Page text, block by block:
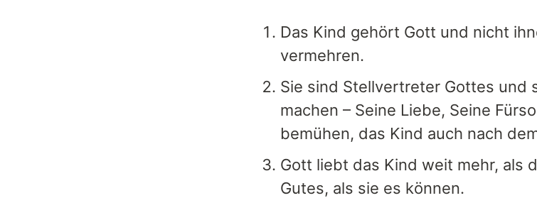
Das Kind gehört Gott und nicht
vermehren.
Sie sind Stellvertreter Gottes und
machen – Seine Liebe, Seine
bemühen, das Kind auch nach
Gott liebt das Kind weit mehr, als
Gutes, als sie es können.